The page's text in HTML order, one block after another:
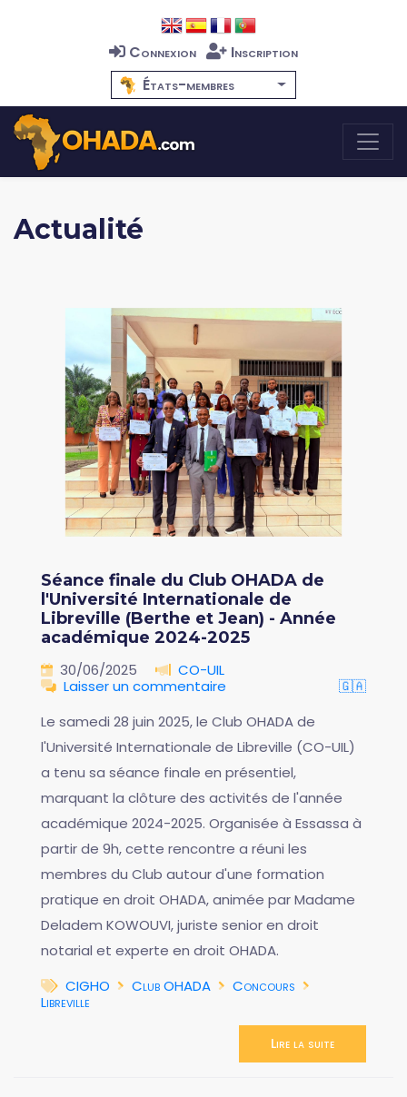
Connexion
Inscription
États-membres
Actualité
Séance finale du Club OHADA de
l'Université Internationale de
Libreville (Berthe et Jean) - Année
académique 2024-2025
30/06/2025
CO-UIL
Laisser un commentaire
🇬🇦
Le samedi 28 juin 2025, le Club OHADA de
l'Université Internationale de Libreville (CO-UIL)
a tenu sa séance finale en présentiel,
marquant la clôture des activités de l'année
académique 2024-2025. Organisée à Essassa à
partir de 9h, cette rencontre a réuni les
membres du Club autour d'une formation
pratique en droit OHADA, animée par Madame
Deladem KOWOUVI, juriste senior en droit
notarial et experte en droit OHADA.
CIGHO
Club OHADA
Concours
Libreville
Lire la suite